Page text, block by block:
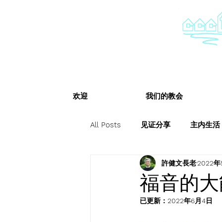
欢迎 我们的教会
All Posts 见证分享 主内生活
福音的
許健文長老2022年
已更新： 2022年6月4日